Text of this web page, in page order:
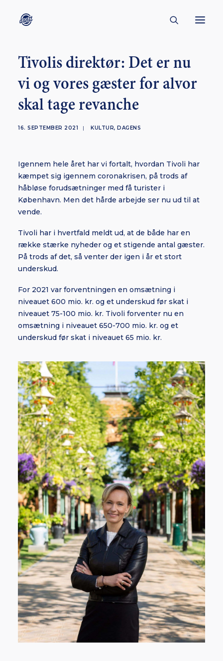
CONTACT
ABOUT
ENGLISH
BORNHOLM
SUBSCRIBE
Tivolis direktør: Det er nu
vi og vores gæster for alvor
skal tage revanche
16. SEPTEMBER 2021 | KULTUR, DAGENS
Igennem hele året har vi fortalt, hvordan Tivoli har
kæmpet sig igennem coronakrisen, på trods af
håbløse forudsætninger med få turister i
København. Men det hårde arbejde ser nu ud til at
vende.
Tivoli har i hvertfald meldt ud, at de både har en
række stærke nyheder og et stigende antal gæster.
På trods af det, så venter der igen i år et stort
underskud.
For 2021 var forventningen en omsætning i
niveauet 600 mio. kr. og et underskud før skat i
niveauet 75-100 mio. kr. Tivoli forventer nu en
omsætning i niveauet 650-700 mio. kr. og et
underskud før skat i niveauet 65 mio. kr.